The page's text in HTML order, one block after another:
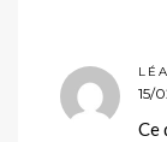
LÉA
15/
Ce